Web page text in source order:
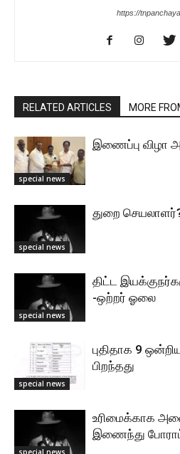
https://
RELATED ARTICLES MORE
special news
இணைப்பு விழா
special news
துறை
special news
திட்ட
-ஒற்றர் ஓலை
special news
புதிதாக 9
பிறந்தது
உரிமைக்காக
இணைந்து